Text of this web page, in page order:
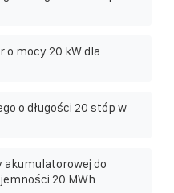
o mocy 20 kW dla
o długości 20 stóp w
akumulatorowej do
20 MWh